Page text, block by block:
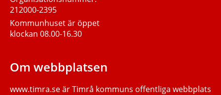
212000-2395
Kommunhuset är öppet
klockan 08.00-16.30
Om webbplatsen
www.timra.seär Timrå kommuns offentliga webbplats